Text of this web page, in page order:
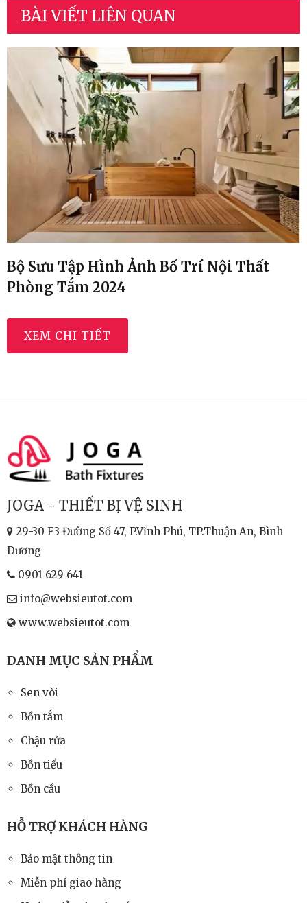
BÀI VIẾT LIÊN QUAN
Bố Trí Nội Thất
Bộ Sưu Tập Hình
JOGA - THIẾT BỊ VỆ SINH
29-30 F3 Đường Số 47, P.Vĩnh Phú, TP.Thuận An, Bình
Dương
0901 629 641
info@websieutot.com
www.websieutot.com
DANH MỤC SẢN PHẨM
Sen vòi
Bồn tắm
Chậu rửa
Bồn tiểu
Bồn cầu
HỖ TRỢ KHÁCH HÀNG
Bảo mật thông tin
Miễn phí giao hàng